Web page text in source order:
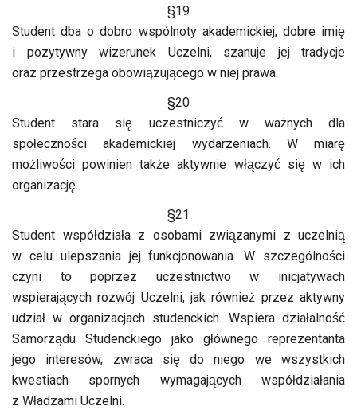
§19
Student dba o dobro wspólnoty akademickiej, dobre imię
i pozytywny wizerunek Uczelni, szanuje jej tradycje
oraz przestrzega obowiązującego w niej prawa.
§20
Student stara się uczestniczyć w ważnych dla
społeczności akademickiej wydarzeniach. W miarę
możliwości powinien także aktywnie włączyć się w ich
organizację.
§21
Student współdziała z osobami związanymi z uczelnią
w celu ulepszania jej funkcjonowania. W szczególności
czyni to poprzez uczestnictwo w inicjatywach
wspierających rozwój Uczelni, jak również przez aktywny
udział w organizacjach studenckich. Wspiera działalność
Samorządu Studenckiego jako głównego reprezentanta
jego interesów, zwraca się do niego we wszystkich
kwestiach spornych wymagających współdziałania
z Władzami Uczelni.